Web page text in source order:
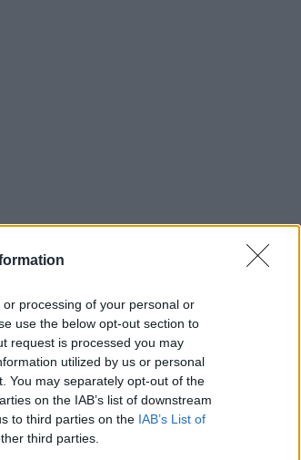
processing of your personal or
use the below opt-out section to
request is processed you may
utilized by us or personal
You may separately opt-out of the
on the IAB’s list of downstream
to third parties on the IAB’s List of
third parties.